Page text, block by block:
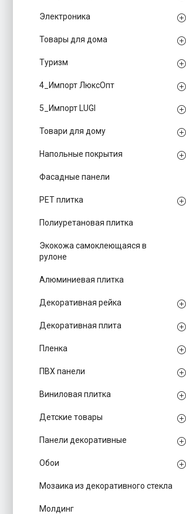
Электроника
Товары для дома
Туризм
4_Импорт ЛюксОпт
5_Импорт LUGI
Товари для дому
Напольные покрытия
Фасадные панели
PЕT плитка
Полиуретановая плитка
Экокожа самоклеющаяся в
рулоне
Алюминиевая плитка
Декоративная рейка
Декоративная плита
Пленка
ПВХ панели
Виниловая плитка
Детские товары
Панели декоративные
Обои
Мозаика из декоративного стекла
Молдинг